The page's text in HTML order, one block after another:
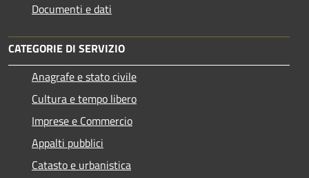
Documenti e dati
CATEGORIE DI SERVIZIO
Anagrafe e stato civile
Cultura e tempo libero
Imprese e Commercio
Appalti pubblici
Catasto e urbanistica